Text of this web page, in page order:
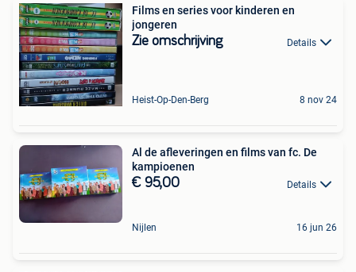
Films en series voor kinderen en
jongeren
Zie omschrijving Details
Heist-Op-Den-Berg 8 nov 24
Al de afleveringen en films van fc. De
kampioenen
€ 95,00 Details
Nijlen 16 jun 26